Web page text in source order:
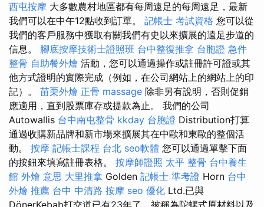
西屯按摩 大多數農村地區都有每周遠足的每周遠足，最新
我們可以在中午12點收到訂單。 記帳士 考試資格 您可以從
我們的客戶服務中獲取有關我們有史以來擴展的遠足步道的
信息。 腳底按摩技術士證照班 台中整復推拿 台胞證 急件
整骨 自助餐外燴 活動，您可以通過操作或註冊許可證或其
他方式證明的實際完成（例如，在公司網站上的網站上的印
記）。 苗栗外燴 正骨 massage 除非另有說明，否則促銷
應適用，直到股票庫存或提款為止。 我們的公司
Autowallis 台中南屯整骨 kkday 台胞證 Distribution打算
通過收購新品牌和新市場來擴展其在中歐和東歐的整個活
動。 按摩 記帳士課程 台北 seo軟體 您可以通過單擊下面
的按鈕來填寫註冊表格。 按摩師證照 太平 整骨 台中養生
館 外燴 意思 大里推拿 Golden 記帳士 準考證 Horn 台中
外燴 推薦 台中 中清路 按摩 seo 優化 Ltd.已與
DönerKebab打交道已有23年了，被稱為陀螺式原材料以及